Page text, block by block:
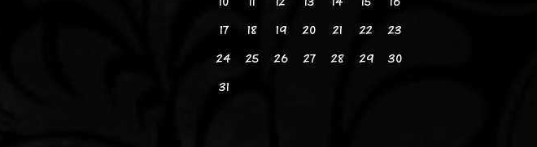
17
18 19 20 21 22
23
24
25 26 27 28 29
30
31